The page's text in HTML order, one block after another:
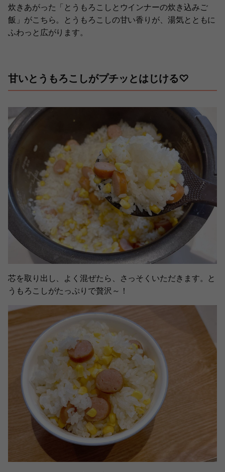
炊きあがった「とうもろこしとウインナーの炊き込みご
飯」がこちら。とうもろこしの甘い香りが、湯気とともに
ふわっと広がります。
甘いとうもろこしがプチッとはじける♡
芯を取り出し、よく混ぜたら、さっそくいただきます。と
うもろこしがたっぷりで贅沢～！